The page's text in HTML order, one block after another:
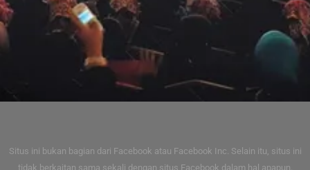
Situs ini bukan bagian dari Facebook atau Facebook Inc. Selain itu, situs ini
tidak berkaitan sama sekali dengan situs Facebook dalam hal apapun.